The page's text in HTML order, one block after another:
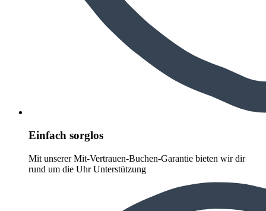
Einfach sorglos
Mit unserer Mit-Vertrauen-Buchen-Garantie bieten wir dir
rund um die Uhr Unterstützung